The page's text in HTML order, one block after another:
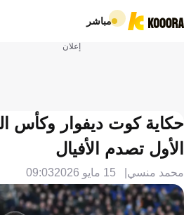
مباشر
إعلان
حكاية كوت ديفوار وكأس
الأول تصدم الأفيال
محمد منسي 15 مايو 2026 09:03